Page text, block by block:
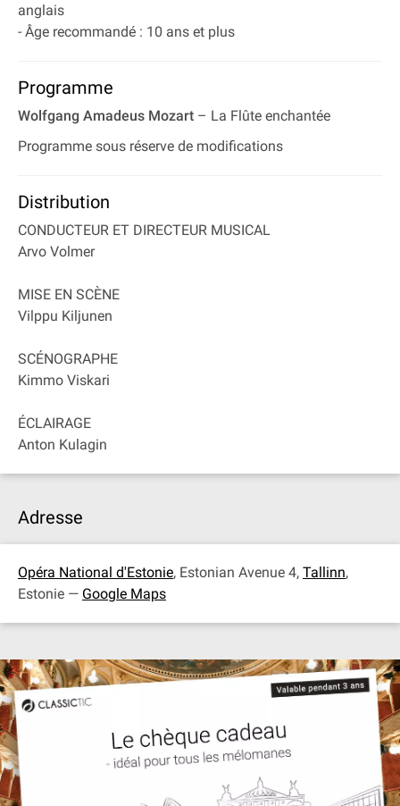
anglais
- Âge recommandé : 10 ans et plus
Programme
Wolfgang Amadeus Mozart – La Flûte enchantée
Programme sous réserve de modifications
Distribution
CONDUCTEUR ET DIRECTEUR MUSICAL
Arvo Volmer
MISE EN SCÈNE
Vilppu Kiljunen
SCÉNOGRAPHE
Kimmo Viskari
ÉCLAIRAGE
Anton Kulagin
Adresse
Opéra National d'Estonie, Estonian Avenue 4, Tallinn,
Estonie — Google Maps